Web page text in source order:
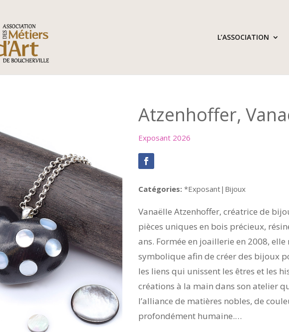
L’ASSOCIATION
Atzenhoffer,
Exposant 2026
Catégories:*Exposant|Bijoux
Vanaëlle Atzenhoffer, créatrice de
pièces uniques en bois précieux,
ans. Formée en joaillerie en 2008,
symbolique afin de créer des bijoux
les liens qui unissent les êtres et les
créations à la main dans son atelier
l’alliance de matières nobles, de
profondément humaine.…